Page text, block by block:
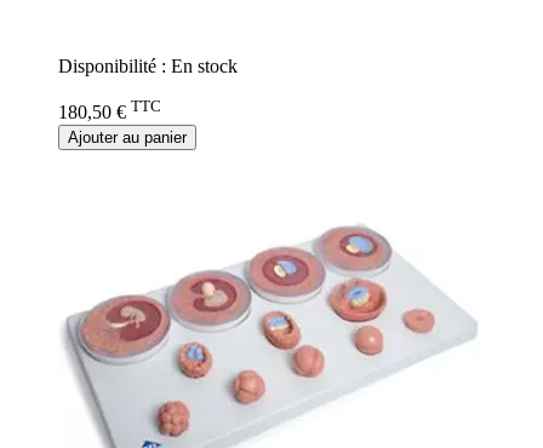
Disponibilité : En stock
180,50 € TTC
Ajouter au panier